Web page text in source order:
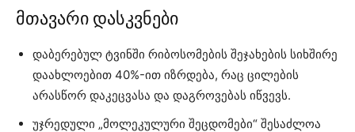
მთავარი დასკვნები
დაბერებულ ტვინში რიბოსომების შეჯახების სიხშირე
დაახლოებით 40%-ით იზრდება, რაც ცილების
არასწორ დაკეცვასა და დაგროვებას იწვევს.
უჯრედული „მოლეკულური შეცდომები“ შესაძლოა